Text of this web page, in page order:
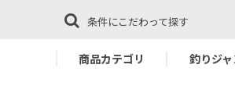
条件にこだわって探す
商品カテゴリ 釣りジ